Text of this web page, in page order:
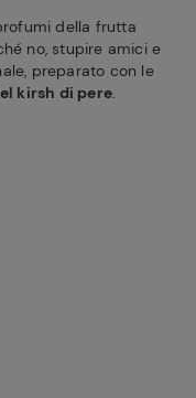
della frutta
no, stupire amici e
preparato con le
kirsh di pere.